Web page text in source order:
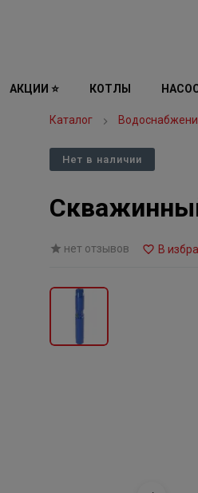
АКЦИИ ⭐ КОТЛЫ
Каталог
Нет в наличии
нет отзывов В